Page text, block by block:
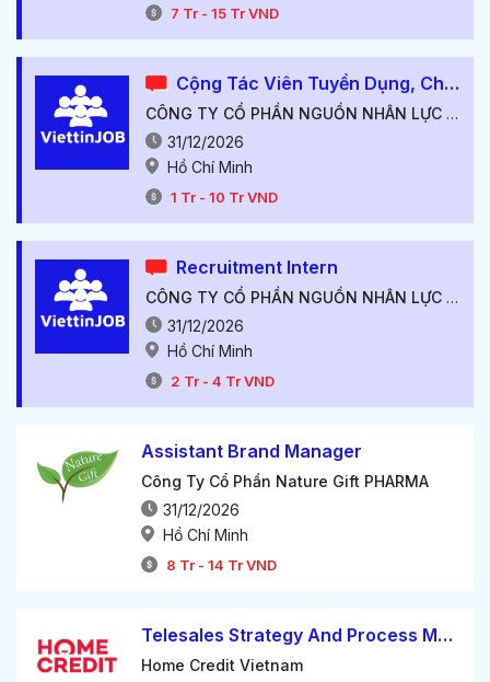
7 Tr - 15Tr VND
Cộng Tác Viên Tuyển Dụng, Chấp Nhận Sinh Viên, Hoa Hồng Hấp Dẫn
CÔNG TY CỔ PHẦN NGUỒN NHÂN LỰC VIỆT TÍN
31/12/2026
Hồ Chí Minh
1 Tr - 10 Tr VND
Recruitment Intern
CÔNG TY CỔ PHẦN NGUỒN NHÂN LỰC VIỆT TÍN
31/12/2026
Hồ Chí Minh
2 Tr - 4 Tr VND
Assistant Brand Manager
Công Ty Cổ Phần Nature Gift PHARMA
31/12/2026
Hồ Chí Minh
8 Tr - 14 Tr VND
Telesales Strategy And Process Manager
Home Credit Vietnam